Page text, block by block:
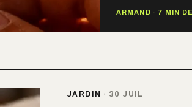
ARMAND · 7 MIN
JARDIN · 30 JUIL